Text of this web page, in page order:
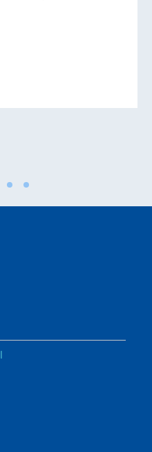
PER L’A.A. 2026-2027 –
#5: DUO AMAR CORDA AD